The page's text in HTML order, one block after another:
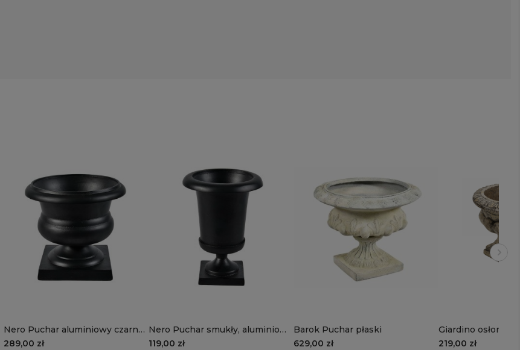
Nero Puchar aluminiowy czarny,
osłonka średnia
289,00 zł
Nero Puchar smukły, aluminiowy
czarny, osłonka duża
119,00 zł
Barok Puchar płaski
629,00 zł
Giardino osłonka
pucharu, C
219,00 zł